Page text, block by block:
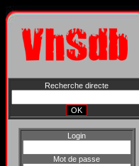
Recherche directe
Login
Mot de passe